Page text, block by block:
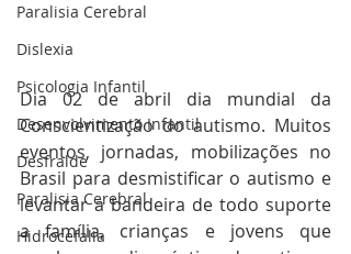
Paralisia Cerebral
Dislexia
Psicologia Infantil
Desenvolvimento Infantil
Desfralde
Paralisia Cerebral
Hidrocefalia
Dia 02 de abril dia mundial da
Conscientização do autismo. Muitos
eventos, jornadas, mobilizações no
Brasil para desmistificar o autismo e
levantar a bandeira de todo suporte
a família, crianças e jovens que